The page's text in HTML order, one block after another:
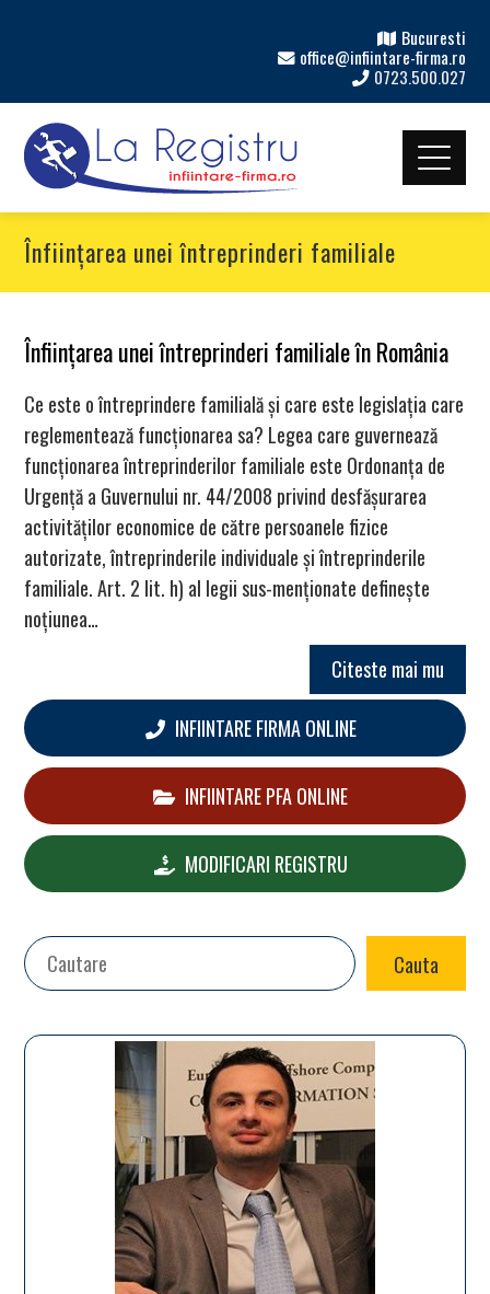
Bucuresti
office@infiintare-firma.ro
0723.500.027
Înființarea unei întreprinderi familiale
Înființarea unei întreprinderi familiale în România
Ce este o întreprindere familială și care este legislația care
reglementează funcționarea sa? Legea care guvernează
funcționarea întreprinderilor familiale este Ordonanța de
Urgență a Guvernului nr. 44/2008 privind desfășurarea
activităților economice de către persoanele fizice
autorizate, întreprinderile individuale și întreprinderile
familiale. Art. 2 lit. h) al legii sus-menționate definește
noțiunea…
Citeste mai mu
INFIINTARE FIRMA ONLINE
INFIINTARE PFA ONLINE
MODIFICARI REGISTRU
Search Cauta